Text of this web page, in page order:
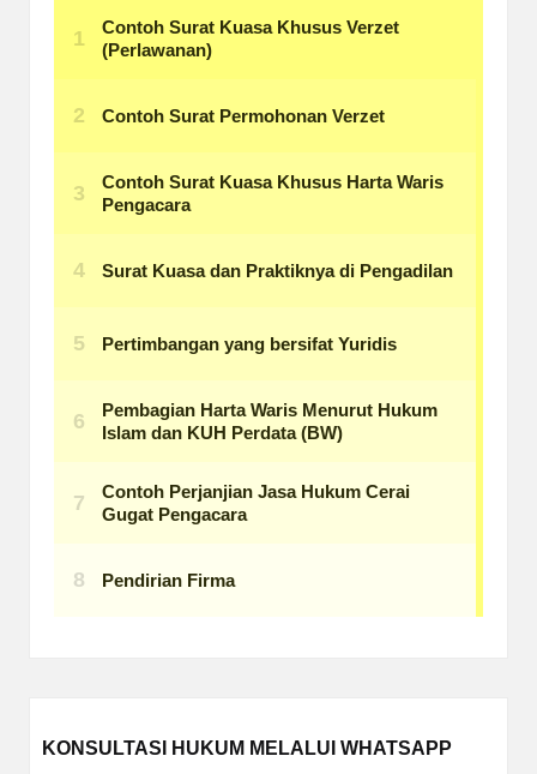
KONSULTASI HUKUM MELALUI WHATSAPP